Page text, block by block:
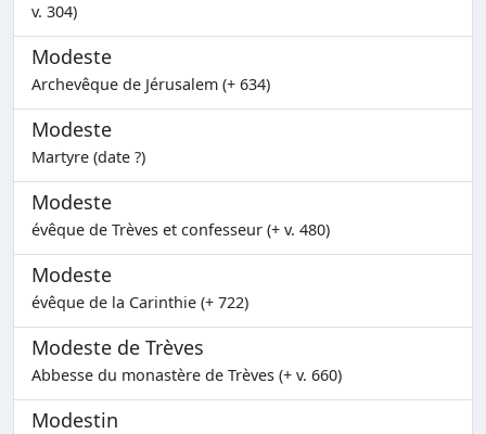
v. 304)
Modeste
Archevêque de Jérusalem (+ 634)
Modeste
Martyre (date ?)
Modeste
évêque de Trèves et confesseur (+ v. 480)
Modeste
évêque de la Carinthie (+ 722)
Modeste de Trèves
Abbesse du monastère de Trèves (+ v. 660)
Modestin